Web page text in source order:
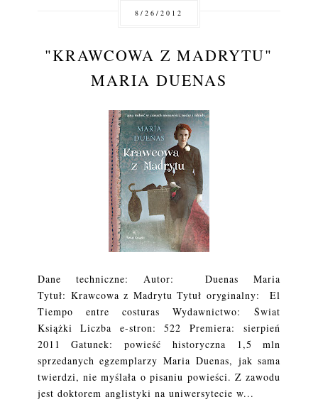
8/26/2012
"KRAWCOWA Z MADRYTU"
MARIA DUENAS
Dane techniczne: Autor: Duenas Maria
Tytuł: Krawcowa z Madrytu Tytuł oryginalny: El
Tiempo entre costuras Wydawnictwo: Świat
Książki Liczba e-stron: 522 Premiera: sierpień
2011 Gatunek: powieść historyczna 1,5 mln
sprzedanych egzemplarzy Maria Duenas, jak sama
twierdzi, nie myślała o pisaniu powieści. Z zawodu
jest doktorem anglistyki na uniwersytecie w...